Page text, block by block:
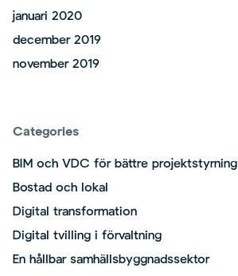
januari 2020
december 2019
november 2019
Categories
BIM och VDC för bättre projektstyrning
Bostad och lokal
Digital transformation
Digital tvilling i förvaltning
En hållbar samhällsbyggnadssektor